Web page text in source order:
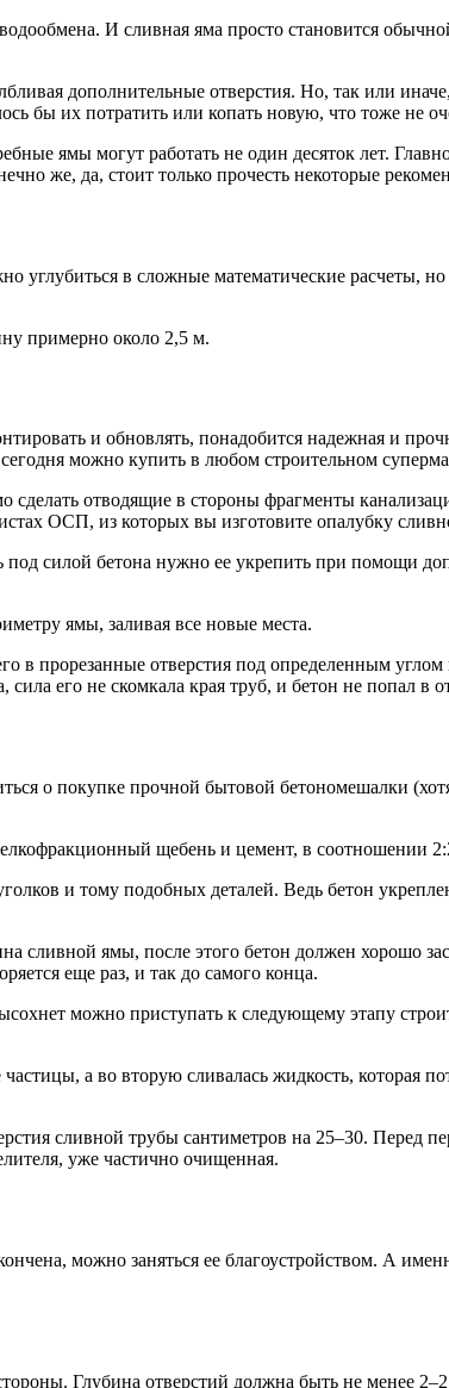
И сливная яма просто становится
дополнительные отверстия. Но, так или
бы их потратить или копать новую, что тоже не
ямы могут работать не один десяток лет.
же, да, стоит только прочесть некоторые
в сложные математические расчеты,
примерно около 2,5 м.
и обновлять, понадобится надежная и
можно купить в любом строительном
отводящие в стороны фрагменты
ОСП, из которых вы изготовите опалубку
силой бетона нужно ее укрепить при помощи
ямы, заливая все новые места.
в прорезанные отверстия под определенным
его не скомкала края труб, и бетон не попал в
о покупке прочной бытовой бетономешалки
щебень и цемент, в соотношении
и тому подобных деталей. Ведь бетон
сливной ямы, после этого бетон должен хорошо
еще раз, и так до самого конца.
можно приступать к следующему этапу
а во вторую сливалась жидкость, которая
сливной трубы сантиметров на 25–30. Перед
уже частично очищенная.
можно заняться ее благоустройством. А
Глубина отверстий должна быть не менее